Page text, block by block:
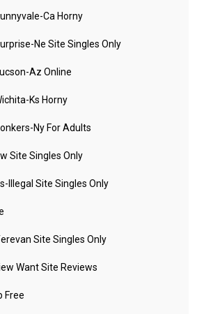
Ca Horny
Ne Site Singles Only
Az Online
Ks Horny
Ny For Adults
Site Singles Only
Illegal Site Singles Only
Site Singles Only
Want Site Reviews
Free